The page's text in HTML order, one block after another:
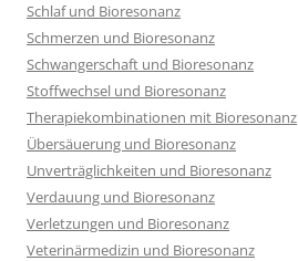
Schlaf und Bioresonanz
Schmerzen und Bioresonanz
Schwangerschaft und Bioresonanz
Stoffwechsel und Bioresonanz
Therapiekombinationen mit Bioresonanz
Übersäuerung und Bioresonanz
Unverträglichkeiten und Bioresonanz
Verdauung und Bioresonanz
Verletzungen und Bioresonanz
Veterinärmedizin und Bioresonanz